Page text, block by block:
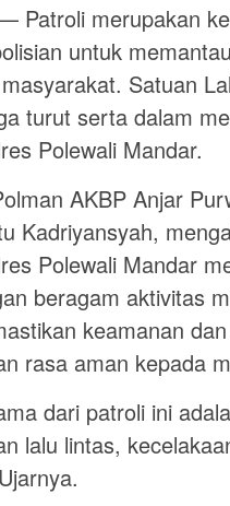
Patroli merupakan
untuk
Satuan
turut serta dalam
Polewali Mandar.
AKBP Anjar
Kadriyansyah,
Polewali Mandar
beragam aktivitas
keamanan
rasa aman kepada
dari patroli ini
lalu lintas,